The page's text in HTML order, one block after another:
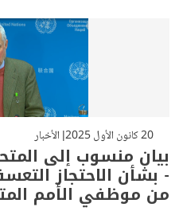
20 كانون الأول 2025 الأخبار
بيان منسوب إلى
- بشأن الاحتجاز
من موظفي الأمم